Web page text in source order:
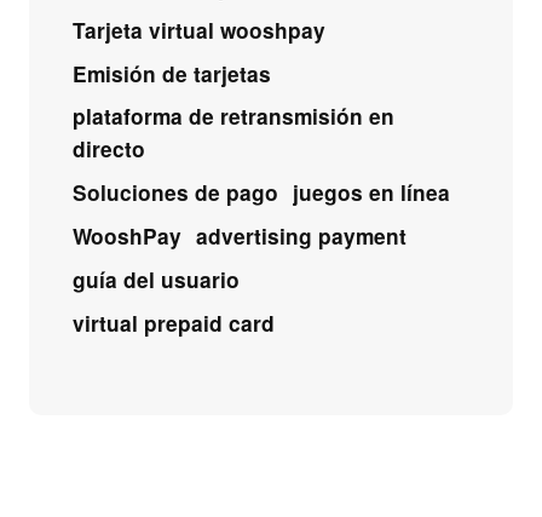
Tarjeta virtual wooshpay
Emisión de tarjetas
plataforma de retransmisión en
directo
Soluciones de pago juegos en línea
WooshPay advertising payment
guía del usuario
virtual prepaid card